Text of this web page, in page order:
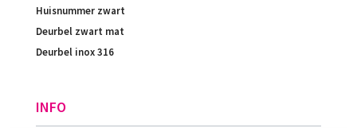
Huisnummer zwart
Deurbel zwart mat
Deurbel inox 316
INFO